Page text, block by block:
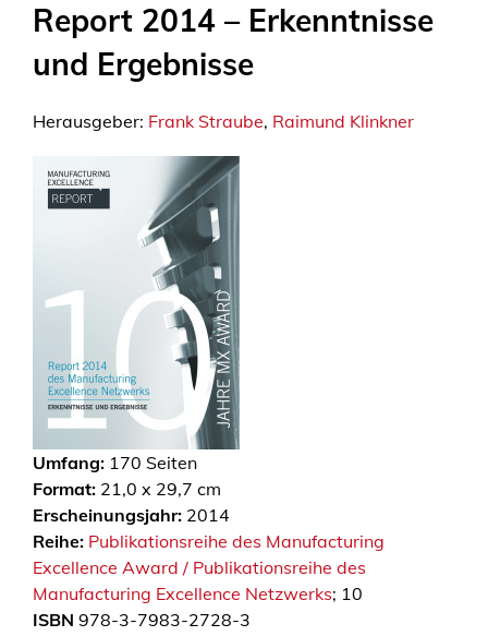
Report 2014 – Erkenntnisse
und Ergebnisse
Herausgeber: Frank Straube, Raimund Klinkner
Umfang: 170 Seiten
Format: 21,0 x 29,7 cm
Erscheinungsjahr: 2014
Reihe: Publikationsreihe des Manufacturing
Excellence Award / Publikationsreihe des
Manufacturing Excellence Netzwerks; 10
ISBN 978-3-7983-2728-3